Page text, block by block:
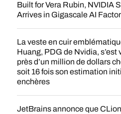
Built for Vera Rubin, NVIDIA
Arrives in Gigascale AI
La veste en cuir
Huang, PDG de Nvidia, s’est
près d’un million de dollars
soit 16 fois son estimation
enchères
JetBrains annonce que